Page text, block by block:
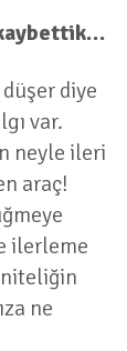
diye
var.
neyle ileri
araç!
ilerleme
niteliğin
ne